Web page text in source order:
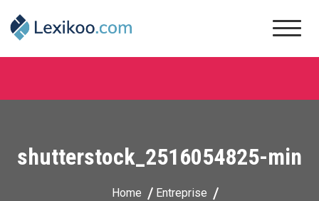
Lexikoo
shutterstock_2516054825-min
Home Entreprise